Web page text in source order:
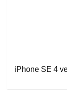
iPhone SE 4